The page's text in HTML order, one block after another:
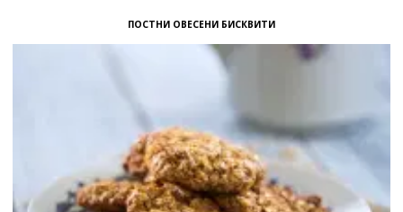
ПОСТНИ ОВЕСЕНИ БИСКВИТИ